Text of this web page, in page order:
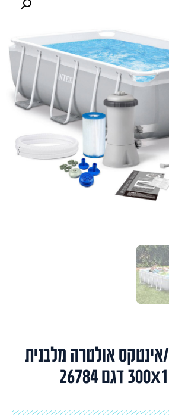
בריכת INTEX/אינטקס אולטרה מלבנית